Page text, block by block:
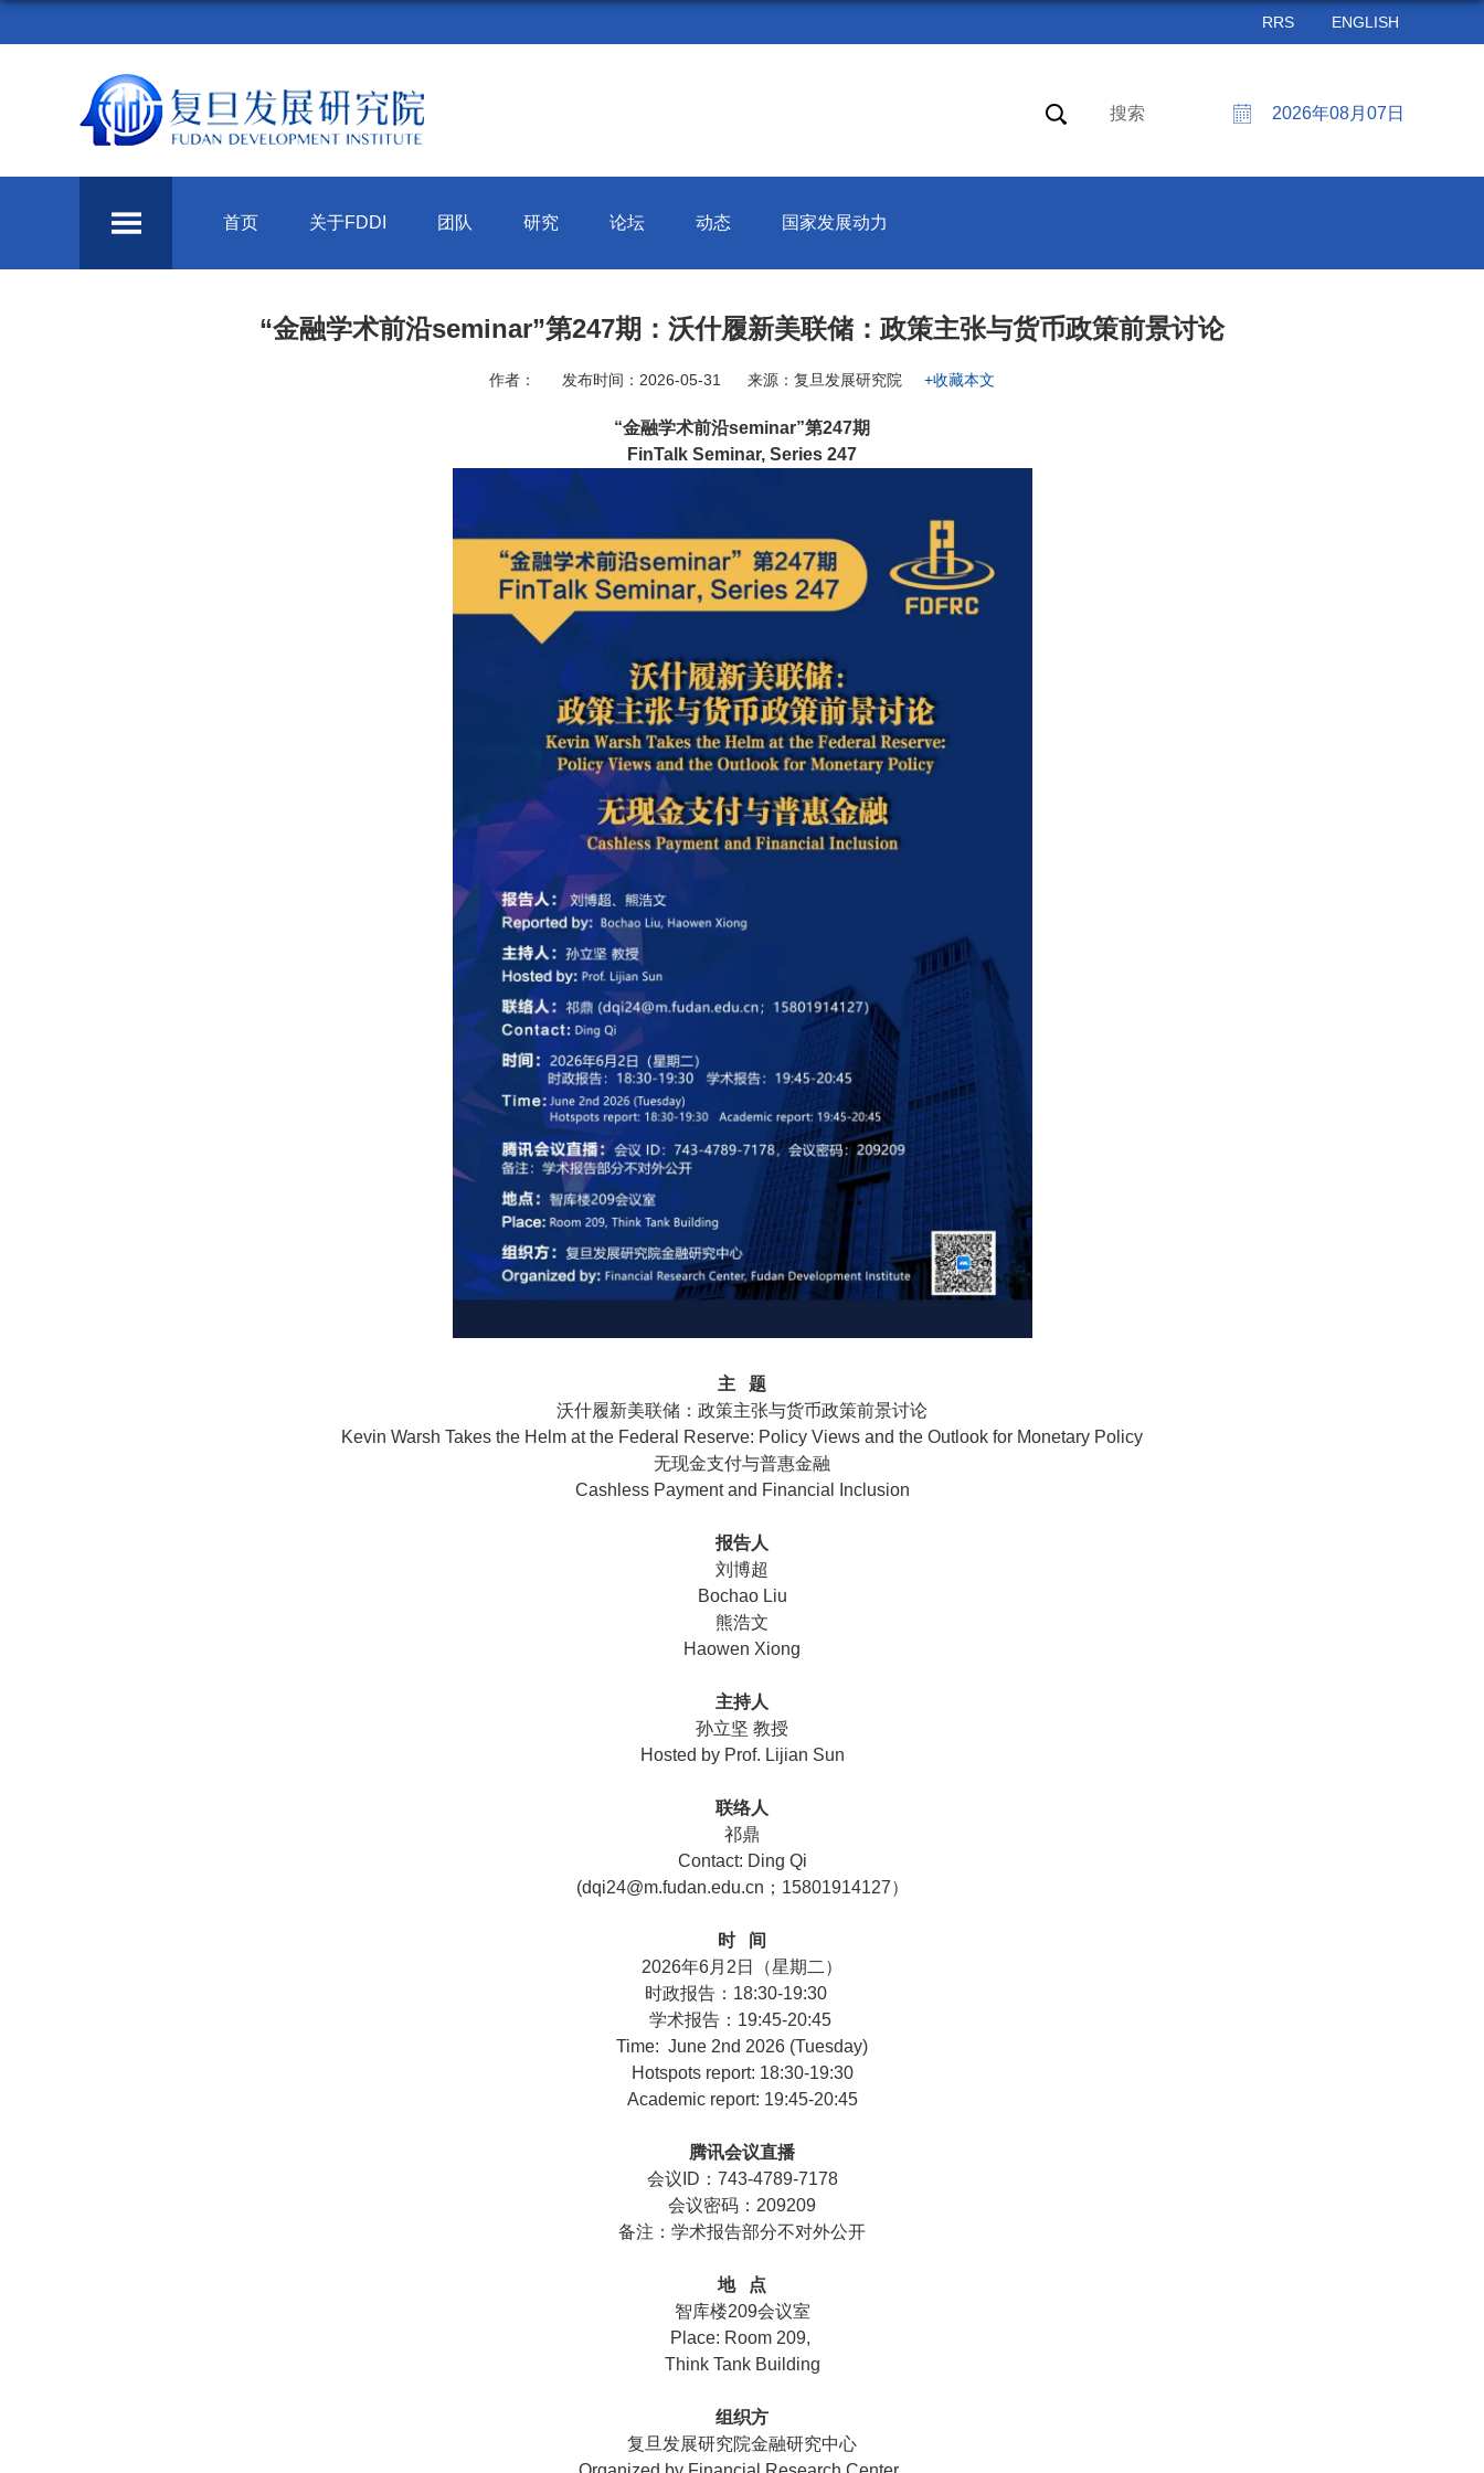
RRS ENGLISH
2026年08月07日
搜索
首页 关于FDDI 团队 研究 论坛 动态 国家发展动力
“金融学术前沿seminar”第247期：沃什履新美联储：政策主张与货币政策前景讨论
作者： 发布时间：2026-05-31 来源：复旦发展研究院 +收藏本文
“金融学术前沿seminar”第247期
FinTalk Seminar, Series 247
主 题
沃什履新美联储：政策主张与货币政策前景讨论
Kevin Warsh Takes the Helm at the Federal Reserve: Policy Views and the Outlook for Monetary Policy
无现金支付与普惠金融
Cashless Payment and Financial Inclusion
报告人
刘博超
Bochao Liu
熊浩文
Haowen Xiong
主持人
孙立坚 教授
Hosted by Prof. Lijian Sun
联络人
祁鼎
Contact: Ding Qi
(dqi24@m.fudan.edu.cn；15801914127）
时 间
2026年6月2日（星期二）
时政报告：18:30-19:30
学术报告：19:45-20:45
Time: June 2nd 2026 (Tuesday)
Hotspots report: 18:30-19:30
Academic report: 19:45-20:45
腾讯会议直播
会议ID：743-4789-7178
会议密码：209209
备注：学术报告部分不对外公开
地 点
智库楼209会议室
Place: Room 209,
Think Tank Building
组织方
复旦发展研究院金融研究中心